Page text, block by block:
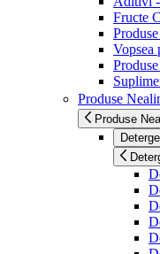
Fructe
Vopsea
Produse
Produse